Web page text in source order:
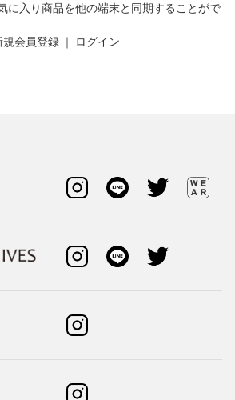
に入り商品を他の端末と同期することがで
規会員登録 ｜ ログイン